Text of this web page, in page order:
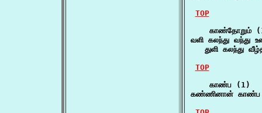
TOP
காண்தோறும்
வளி கலந்து வந்து
துளி கலந்து
TOP
    காண்ப (1)
கண்ணினான் காண்ப